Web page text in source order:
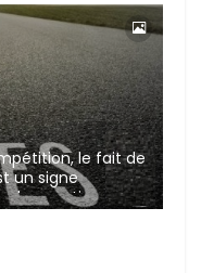
le fait de
un signe
de sanctions